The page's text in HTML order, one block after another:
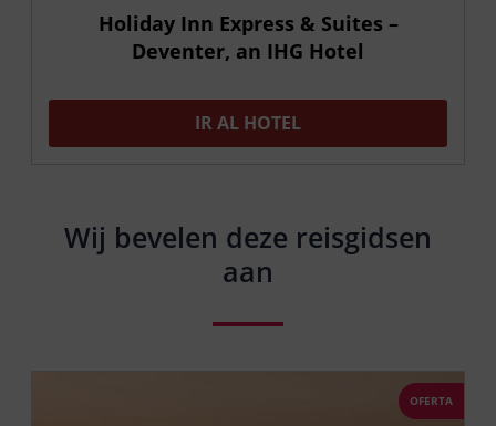
Holiday Inn Express & Suites –
Deventer, an IHG Hotel
IR AL HOTEL
Wij bevelen deze reisgidsen
aan
OFERTA